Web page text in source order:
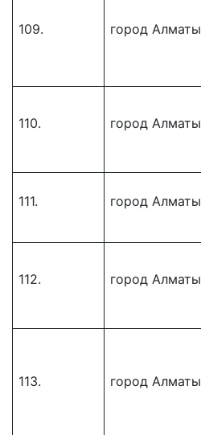
109. город Алматы
110. город Алматы
111. город Алматы
112. город Алматы
113. город Алматы